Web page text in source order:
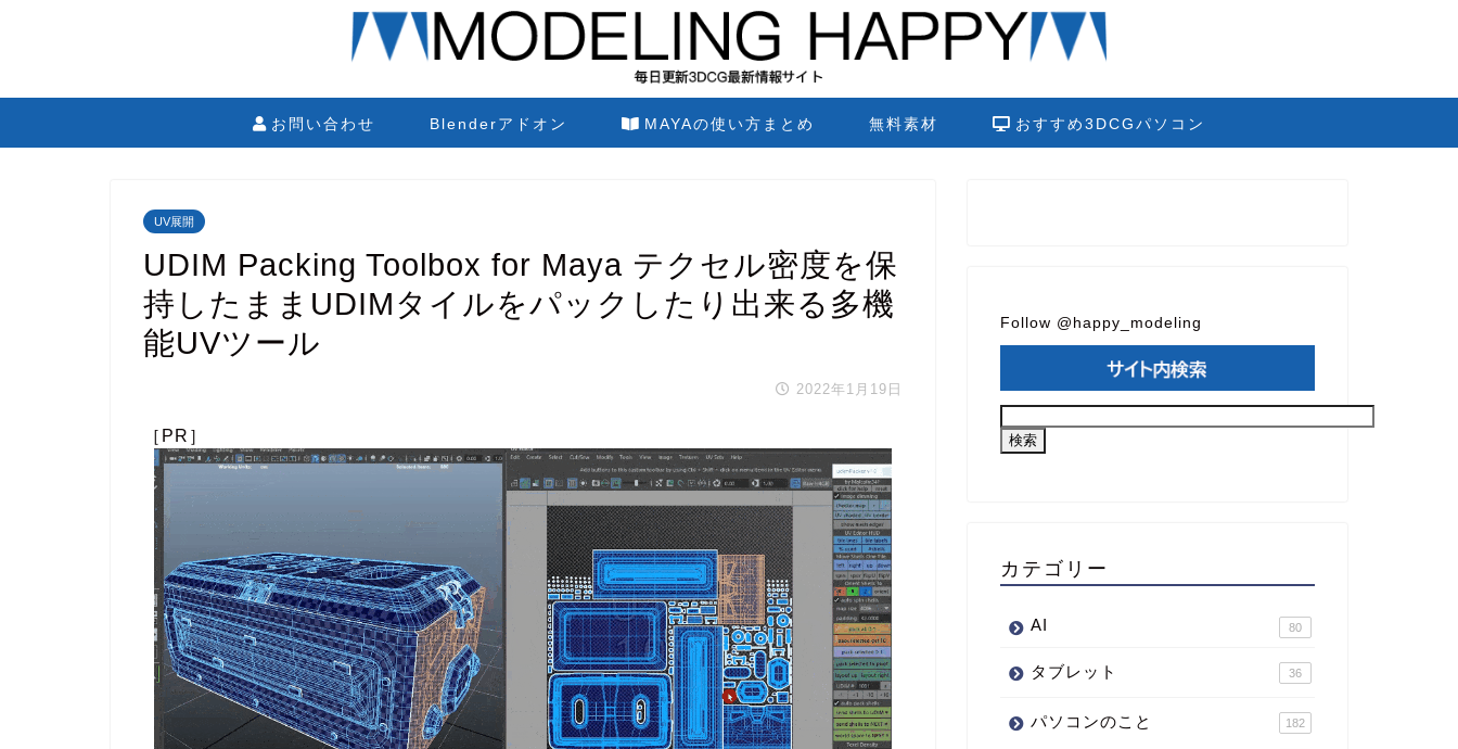
お問い合わせ Blenderアドオン MAYAの使い方まとめ 無料素材 おすすめ3DCGパソコン
UV展開
UDIM Packing Toolbox for Maya テクセル密度を保
持したままUDIMタイルをパックしたり出来る多機
能UVツール
2022年1月19日
［PR］
Follow @happy_modeling
カテゴリー
AI 80
タブレット 36
パソコンのこと 182